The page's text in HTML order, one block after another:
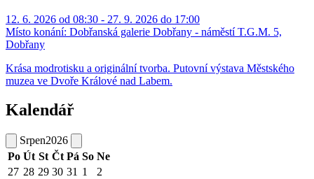
12. 6. 2026 od 08:30 - 27. 9. 2026 do 17:00
Místo konání: Dobřanská galerie Dobřany - náměstí T.G.M. 5,
Dobřany
Krása modrotisku a originální tvorba. Putovní výstava Městského
muzea ve Dvoře Králové nad Labem.
Kalendář
Srpen2026
Po Út St Čt Pá So Ne
27 28 29 30 31 1
2